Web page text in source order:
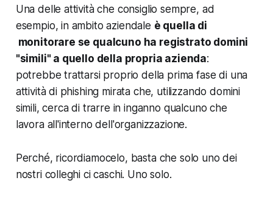
Una delle attività che consiglio sempre, ad
esempio, in ambito aziendale è quella di
monitorare se qualcuno ha registrato domini
"simili" a quello della propria azienda:
potrebbe trattarsi proprio della prima fase di una
attività di phishing mirata che, utilizzando domini
simili, cerca di trarre in inganno qualcuno che
lavora all'interno dell'organizzazione.
Perché, ricordiamocelo, basta che solo uno dei
nostri colleghi ci caschi. Uno solo.